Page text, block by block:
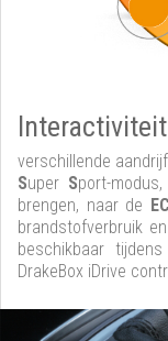
verschillende
Super Sport-
brengen, naar de EC
brandstofverbruik
beschikbaar
DrakeBox iDrive